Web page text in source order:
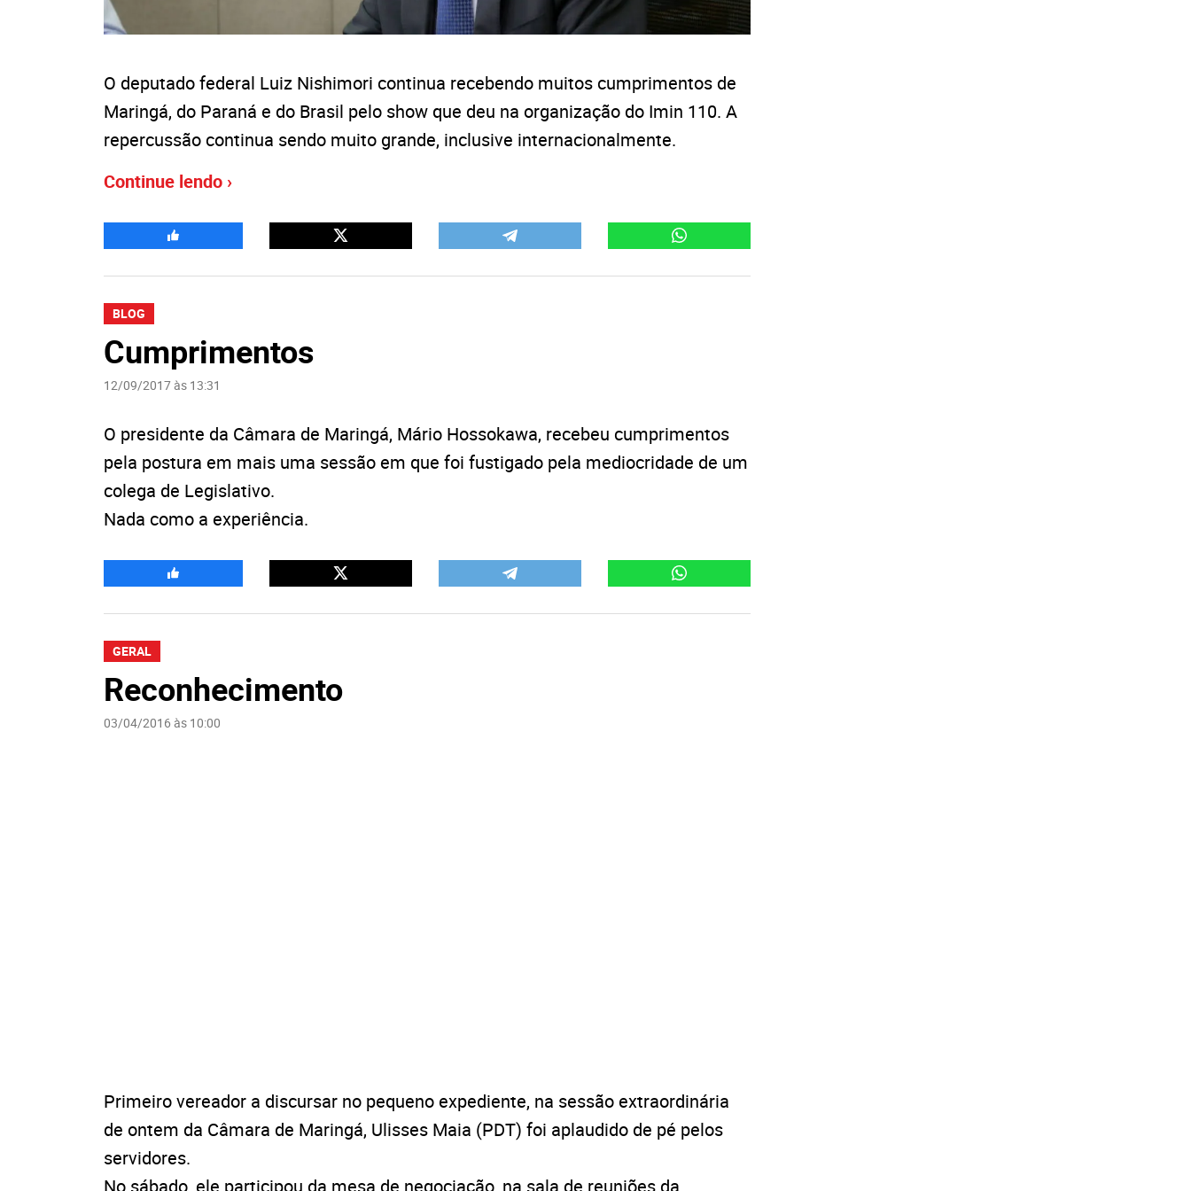
O deputado federal Luiz Nishimori continua recebendo muitos cumprimentos de
Maringá, do Paraná e do Brasil pelo show que deu na organização do Imin 110. A
repercussão continua sendo muito grande, inclusive internacionalmente.
Continue lendo ›
BLOG
Cumprimentos
12/09/2017 às 13:31
O presidente da Câmara de Maringá, Mário Hossokawa, recebeu cumprimentos
pela postura em mais uma sessão em que foi fustigado pela mediocridade de um
colega de Legislativo.
Nada como a experiência.
GERAL
Reconhecimento
03/04/2016 às 10:00
Primeiro vereador a discursar no pequeno expediente, na sessão extraordinária
de ontem da Câmara de Maringá, Ulisses Maia (PDT) foi aplaudido de pé pelos
servidores.
No sábado, ele participou da mesa de negociação, na sala de reuniões da